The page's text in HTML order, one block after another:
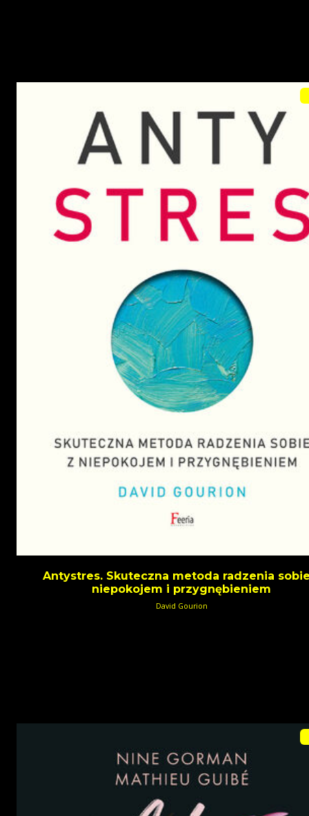
Antystres. Skuteczna metoda radzenia
niepokojem i przygnębieniem
David Gourion